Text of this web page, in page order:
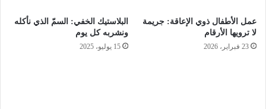
عمل الأطفال ذوي الإعاقة: جريمة
لا ترويها الأرقام
23 فبراير، 2026
البلاستيك الخفي: السمّ الذي نأكله
ونشربه كل يوم
15 يوليو، 2025